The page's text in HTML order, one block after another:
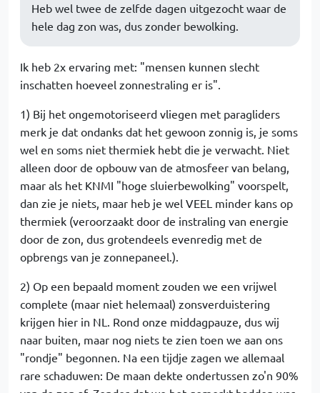
Heb wel twee de zelfde dagen uitgezocht waar de
hele dag zon was, dus zonder bewolking.
Ik heb 2x ervaring met: "mensen kunnen slecht
inschatten hoeveel zonnestraling er is".
1) Bij het ongemotoriseerd vliegen met paragliders
merk je dat ondanks dat het gewoon zonnig is, je soms
wel en soms niet thermiek hebt die je verwacht. Niet
alleen door de opbouw van de atmosfeer van belang,
maar als het KNMI "hoge sluierbewolking" voorspelt,
dan zie je niets, maar heb je wel VEEL minder kans op
thermiek (veroorzaakt door de instraling van energie
door de zon, dus grotendeels evenredig met de
opbrengs van je zonnepaneel.).
2) Op een bepaald moment zouden we een vrijwel
complete (maar niet helemaal) zonsverduistering
krijgen hier in NL. Rond onze middagpauze, dus wij
naar buiten, maar nog niets te zien toen we aan ons
"rondje" begonnen. Na een tijdje zagen we allemaal
rare schaduwen: De maan dekte ondertussen zo'n 90%